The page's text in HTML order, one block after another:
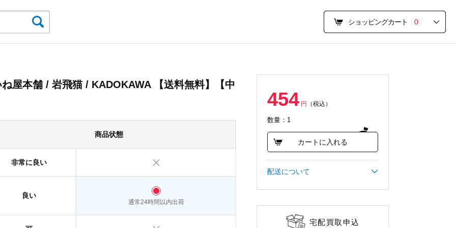
ショッピングカート 0
454 円 （税込）
数量：1
カートに入れる
配送について
宅配買取申込
屋本舗 / 岩飛猫 / KADOKAWA 【送料無料】【中
商品状態
非常に良い
良い
通常24時間以内出荷